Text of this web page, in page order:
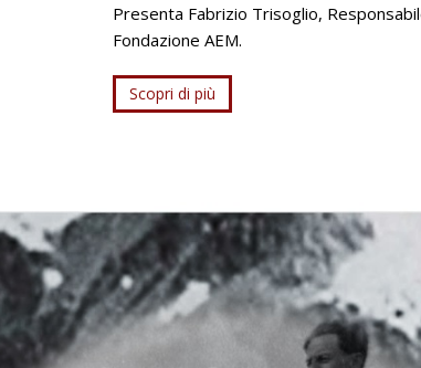
Presenta Fabrizio Trisoglio,
Fondazione AEM.
Scopri di più